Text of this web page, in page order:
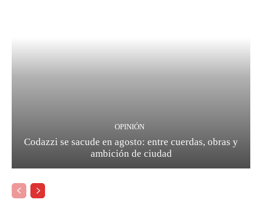
OPINIÓN
Codazzi se sacude en agosto: entre cuerdas, obras y
ambición de ciudad